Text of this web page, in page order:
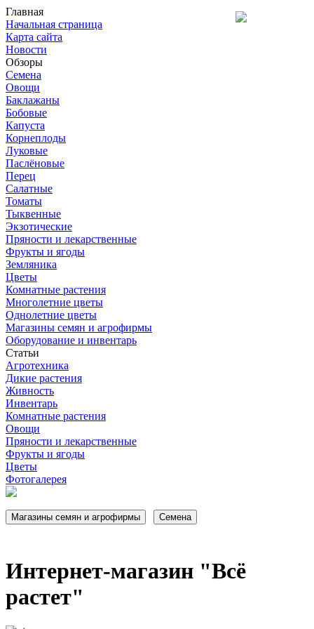
Главная
Начальная страница
Карта сайта
Новости
Обзоры
Семена
Овощи
Баклажаны
Бобовые
Капуста
Корнеплоды
Луковые
Паслёновые
Перец
Салатные
Томаты
Тыквенные
Экзотические
Пряности и лекарственные
Фрукты и ягоды
Земляника
Цветы
Комнатные растения
Многолетние цветы
Однолетние цветы
Магазины семян и агрофирмы
Оборудование и инвентарь
Статьи
Агротехника
Дикие растения
Живность
Инвентарь
Комнатные растения
Овощи
Пряности и лекарственные
Фрукты и ягоды
Цветы
Фотогалерея
Интернет-магазин "Всё
растет"